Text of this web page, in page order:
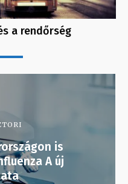
a rendőrség
is
A új